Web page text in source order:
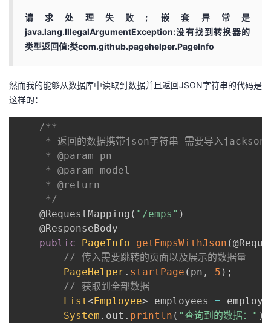
验
收
藏
议
请求处理失败; 嵌套异常是
java.lang.IllegalArgumentException:没有找到转换器的
类型返回值:类com.github.pagehelper.PageInfo
然而我的能够从数据库中读取到数据并且返回JSON字符串的代码是
这样的：
/**
	 */
@RequestMapping ( "/emps" )
@ResponseBody
public
PageInfo getEmpsWithJson (
// 传入需要跳转的页面以及展示的数据量
PageHelper . startPage ( pn , 5 ) ;
// 获取到全部数据
List<Employee> employees =
System . out . println ( "查询到的数据：" )